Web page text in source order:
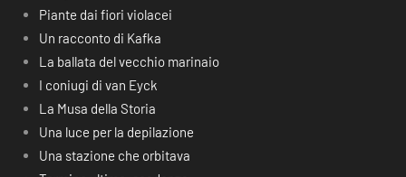
Piante dai fiori violacei
Un racconto di Kafka
La ballata del vecchio marinaio
I coniugi di van Eyck
La Musa della Storia
Una luce per la depilazione
Una stazione che orbitava